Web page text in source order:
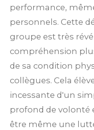
performance,
personnels. Cette
groupe est très
compréhension
de sa condition
collègues. Cela
incessante d'un
profond de volonté
être même une